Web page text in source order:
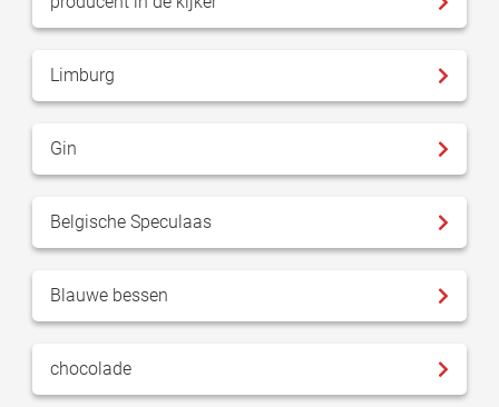
Limburg
Gin
Belgische Speculaas
Blauwe bessen
chocolade